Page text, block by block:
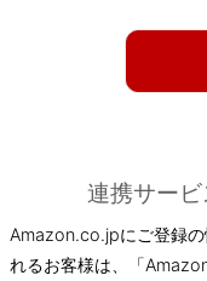
連携サー
Amazon.co.jpにご登録の
れるお客様は、「